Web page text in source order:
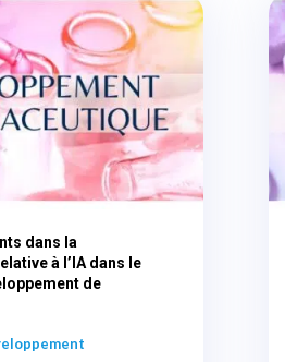
dans la
à l’IA dans le
de